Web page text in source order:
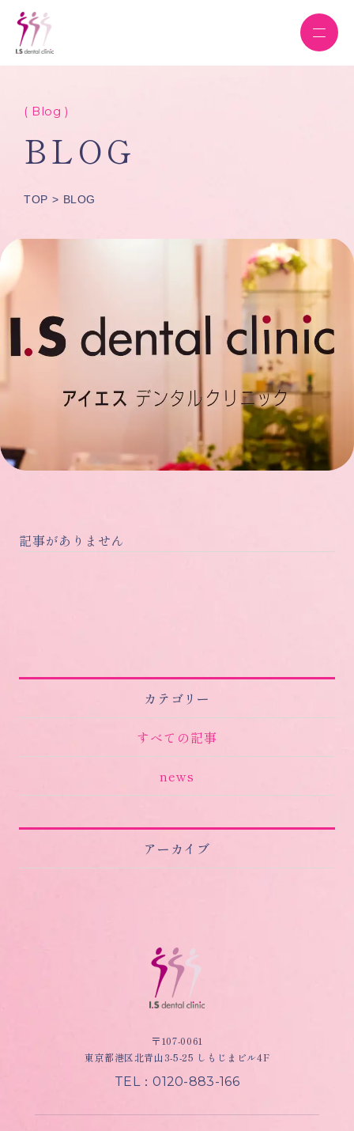
( Blog )
BLOG
TOP BLOG
カテゴリー
すべての記事
news
アーカイブ
記事がありません
〒107-0061
東京都港区北青山3-5-25 しもじまビル4F
TEL：0120-883-166